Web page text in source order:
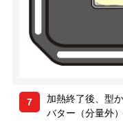
7
加熱終了後、型
バター（分量外